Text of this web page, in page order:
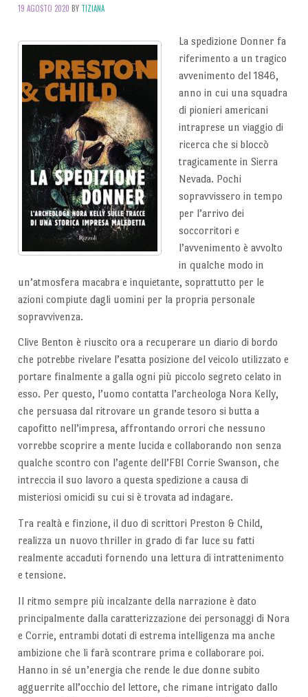
19 AGOSTO 2020 BY TIZIANA
La spedizione Donner fa
riferimento a un tragico
avvenimento del 1846,
anno in cui una squadra
di pionieri americani
intraprese un viaggio di
ricerca che si bloccò
tragicamente in Sierra
Nevada. Pochi
sopravvissero in tempo
per l’arrivo dei
soccorritori e
l’avvenimento è avvolto
in qualche modo in
un’atmosfera macabra e inquietante, soprattutto per le
azioni compiute dagli uomini per la propria personale
sopravvivenza.
Clive Benton è riuscito ora a recuperare un diario di bordo
che potrebbe rivelare l’esatta posizione del veicolo utilizzato e
portare finalmente a galla ogni più piccolo segreto celato in
esso. Per questo, l’uomo contatta l’archeologa Nora Kelly,
che persuasa dal ritrovare un grande tesoro si butta a
capofitto nell’impresa, affrontando orrori che nessuno
vorrebbe scoprire a mente lucida e collaborando non senza
qualche scontro con l’agente dell’FBI Corrie Swanson, che
intreccia il suo lavoro a questa spedizione a causa di
misteriosi omicidi su cui si è trovata ad indagare.
Tra realtà e finzione, il duo di scrittori Preston & Child,
realizza un nuovo thriller in grado di far luce su fatti
realmente accaduti fornendo una lettura di intrattenimento
e tensione.
Il ritmo sempre più incalzante della narrazione è dato
principalmente dalla caratterizzazione dei personaggi di Nora
e Corrie, entrambi dotati di estrema intelligenza ma anche
ambizione che li farà scontrare prima e collaborare poi.
Hanno in sé un’energia che rende le due donne subito
agguerrite all’occhio del lettore, che rimane intrigato dallo